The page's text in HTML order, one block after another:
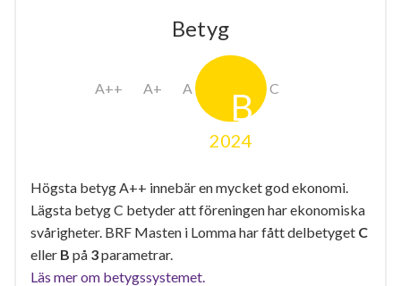
Betyg
2024
Högsta betyg A++ innebär en mycket god ekonomi.
Lägsta betyg C betyder att föreningen har ekonomiska
svårigheter. BRF Masten i Lomma har fått delbetyget C
eller B på 3parametrar.
Läs mer om betygssystemet.